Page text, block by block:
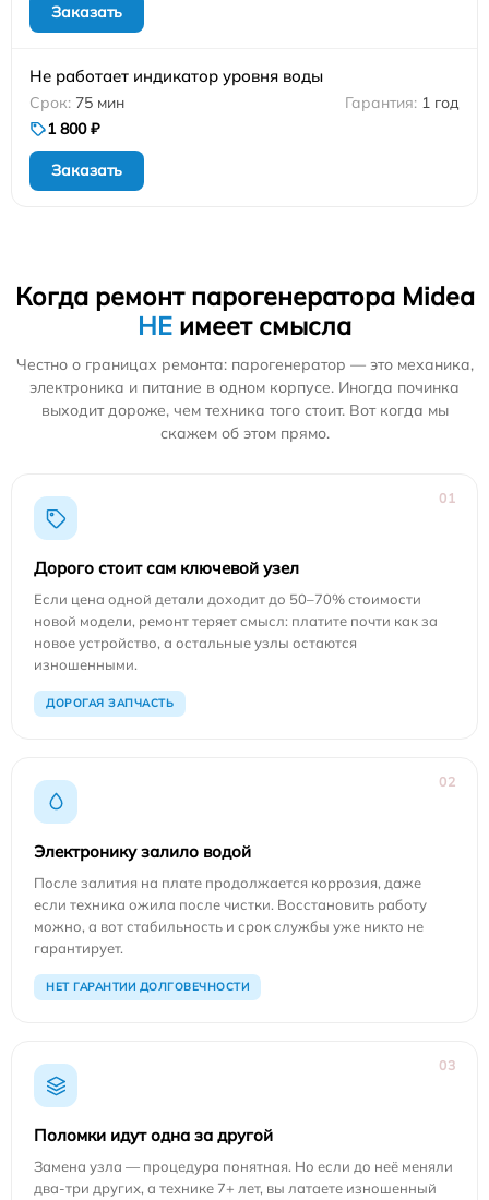
Заказать
Не работает индикатор уровня воды
75 мин
1 год
1 800 ₽
Заказать
Когда ремонт парогенератора Midea
НЕ имеет смысла
Честно о границах ремонта: парогенератор — это механика,
электроника и питание в одном корпусе. Иногда починка
выходит дороже, чем техника того стоит. Вот когда мы
скажем об этом прямо.
01
Дорого стоит сам ключевой узел
Если цена одной детали доходит до 50–70% стоимости
новой модели, ремонт теряет смысл: платите почти как за
новое устройство, а остальные узлы остаются
изношенными.
ДОРОГАЯ ЗАПЧАСТЬ
02
Электронику залило водой
После залития на плате продолжается коррозия, даже
если техника ожила после чистки. Восстановить работу
можно, а вот стабильность и срок службы уже никто не
гарантирует.
НЕТ ГАРАНТИИ ДОЛГОВЕЧНОСТИ
03
Поломки идут одна за другой
Замена узла — процедура понятная. Но если до неё меняли
два-три других, а технике 7+ лет, вы латаете изношенный